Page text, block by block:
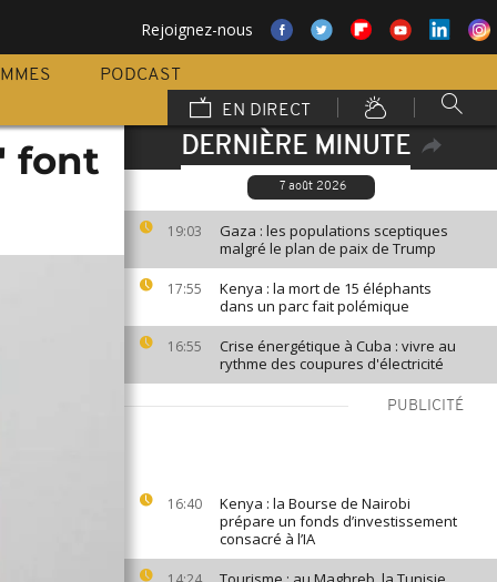
Rejoignez-nous
PODCAST
EN DIRECT
DERNIÈRE MINUTE
7 août 2026
19:03
Gaza : les populations sceptiques
malgré le plan de paix de Trump
17:55
Kenya : la mort de 15 éléphants
dans un parc fait polémique
16:55
Crise énergétique à Cuba : vivre au
rythme des coupures d'électricité
PUBLICITÉ
16:40
Kenya : la Bourse de Nairobi
prépare un fonds d’investissement
consacré à l’IA
font